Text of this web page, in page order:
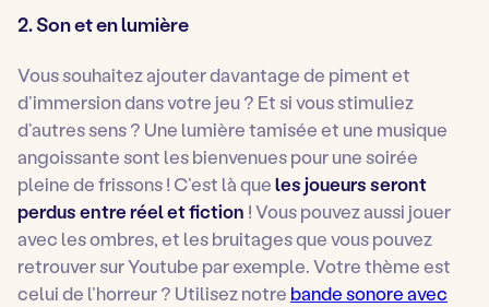
2. Son et en lumière
Vous souhaitez ajouter davantage de piment et
d’immersion dans votre jeu ? Et si vous stimuliez
d’autres sens ? Une lumière tamisée et une musique
angoissante sont les bienvenues pour une soirée
pleine de frissons ! C’est là queles joueurs seront
perdus entre réel et fiction ! Vous pouvez aussi jouer
avec les ombres, et les bruitages que vous pouvez
retrouver sur Youtube par exemple. Votre thème est
celui de l’horreur ? Utilisez notre bande sonore avec